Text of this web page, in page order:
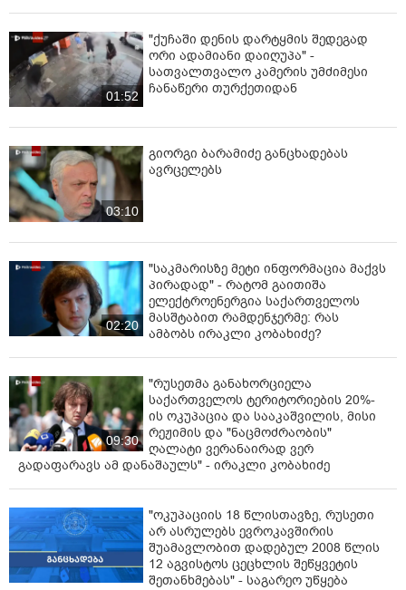
01:52
"ქუჩაში დენის დარტყმის შედეგად
ორი ადამიანი დაიღუპა" -
სათვალთვალო კამერის უმძიმესი
ჩანაწერი თურქეთიდან
03:10
გიორგი ბარამიძე განცხადებას
ავრცელებს
02:20
"საკმარისზე მეტი ინფორმაცია მაქვს
პირადად" - რატომ გაითიშა
ელექტროენერგია საქართველოს
მასშტაბით რამდენჯერმე: რას
ამბობს ირაკლი კობახიძე?
09:30
"რუსეთმა განახორციელა
საქართველოს ტერიტორიების 20%-
ის ოკუპაცია და სააკაშვილის, მისი
რეჟიმის და "ნაცმოძრაობის"
ღალატი ვერანაირად ვერ
გადაფარავს ამ დანაშაულს" - ირაკლი კობახიძე
"ოკუპაციის 18 წლისთავზე, რუსეთი
არ ასრულებს ევროკავშირის
შუამავლობით დადებულ 2008 წლის
12 აგვისტოს ცეცხლის შეწყვეტის
შეთანხმებას" - საგარეო უწყება